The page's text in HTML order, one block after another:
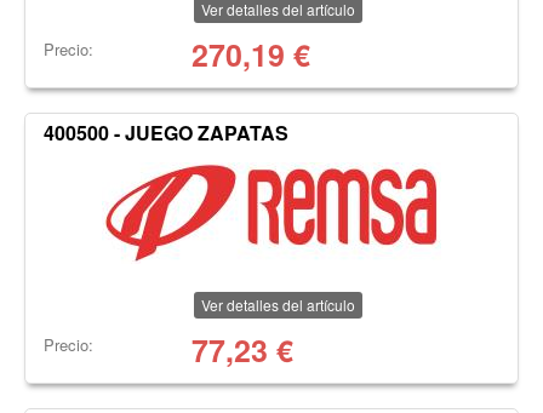
Ver detalles del artículo
Precio: 270,19 €
400500 - JUEGO ZAPATAS
Ver detalles del artículo
Precio: 77,23 €